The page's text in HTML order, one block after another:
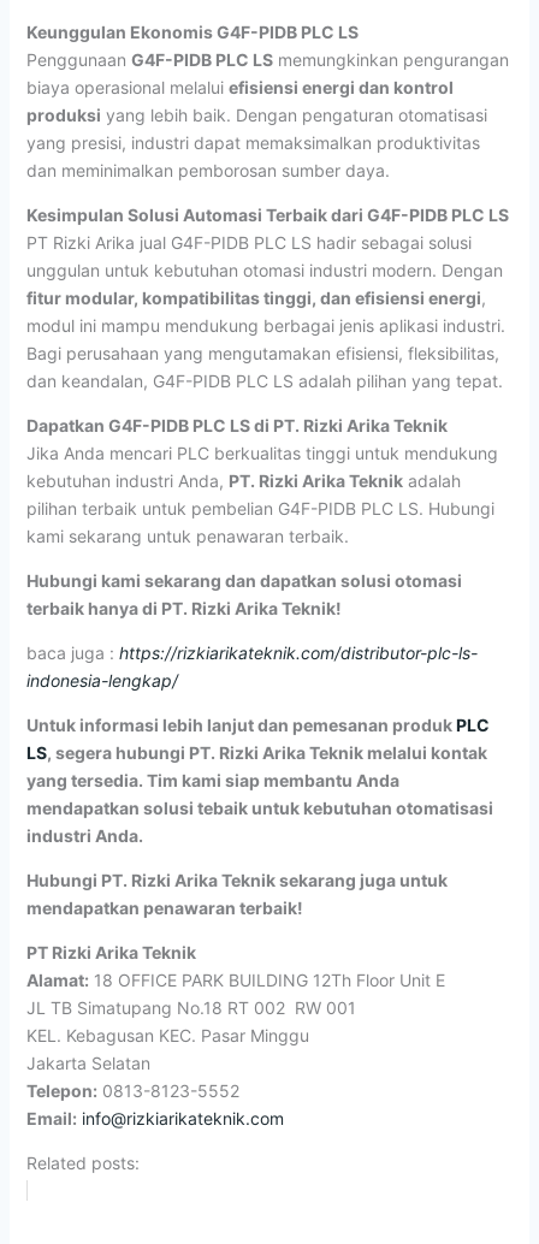
Keunggulan Ekonomis G4F-PIDB PLC LS
Penggunaan G4F-PIDB PLC LSmemungkinkan pengurangan
biaya operasional melalui efisiensi energi dan kontrol
produksi yang lebih baik. Dengan pengaturan otomatisasi
yang presisi, industri dapat memaksimalkan produktivitas
dan meminimalkan pemborosan sumber daya.
Kesimpulan Solusi Automasi Terbaik dari G4F-PIDB PLC LS
PT Rizki Arika jual G4F-PIDB PLC LS hadir sebagai solusi
unggulan untuk kebutuhan otomasi industri modern. Dengan
fitur modular, kompatibilitas tinggi, dan efisiensi energi,
modul ini mampu mendukung berbagai jenis aplikasi industri.
Bagi perusahaan yang mengutamakan efisiensi, fleksibilitas,
dan keandalan, G4F-PIDB PLC LS adalah pilihan yang tepat.
Dapatkan G4F-PIDB PLC LS di PT. Rizki Arika Teknik
Jika Anda mencari PLC berkualitas tinggi untuk mendukung
kebutuhan industri Anda, PT. Rizki Arika Teknikadalah
pilihan terbaik untuk pembelian G4F-PIDB PLC LS. Hubungi
kami sekarang untuk penawaran terbaik.
Hubungi kami sekarang dan dapatkan solusi otomasi
terbaik hanya di PT. Rizki Arika Teknik!
baca juga : https://rizkiarikateknik.com/distributor-plc-ls-
indonesia-lengkap/
Untuk informasi lebih lanjut dan pemesanan produkPLC
LS, segera hubungi PT. Rizki Arika Teknik melalui kontak
yang tersedia. Tim kami siap membantu Anda
mendapatkan solusi tebaik untuk kebutuhan otomatisasi
industri Anda.
Hubungi PT. Rizki Arika Teknik sekarang juga untuk
mendapatkan penawaran terbaik!
PT Rizki Arika Teknik
Alamat: 18 OFFICE PARK BUILDING 12Th Floor Unit E
JL TB Simatupang No.18 RT 002 RW 001
KEL. Kebagusan KEC. Pasar Minggu
Jakarta Selatan
Telepon: 0813-8123-5552
Email: info@rizkiarikateknik.com
Related posts: